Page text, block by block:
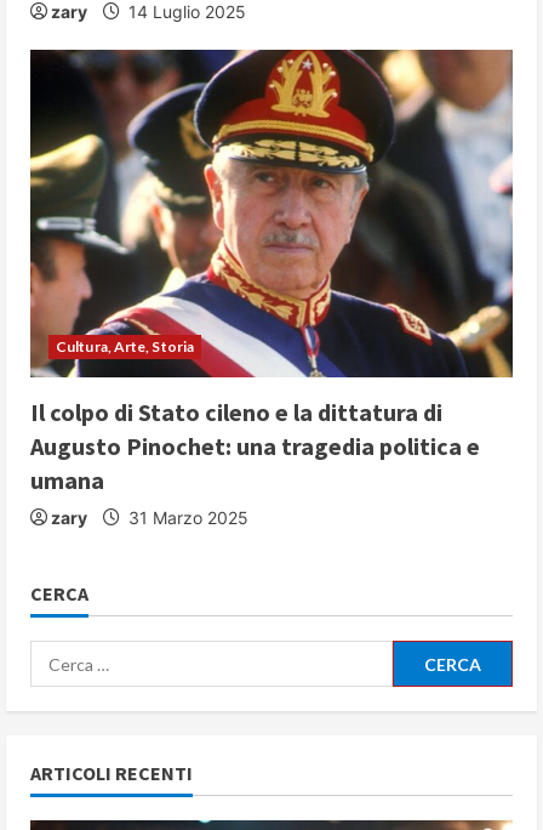
zary 14 Luglio 2025
Cultura, Arte, Storia
Il colpo di Stato cileno e la dittatura di
Augusto Pinochet: una tragedia politica e
umana
zary 31 Marzo 2025
CERCA
Ricerca
per:
ARTICOLI RECENTI